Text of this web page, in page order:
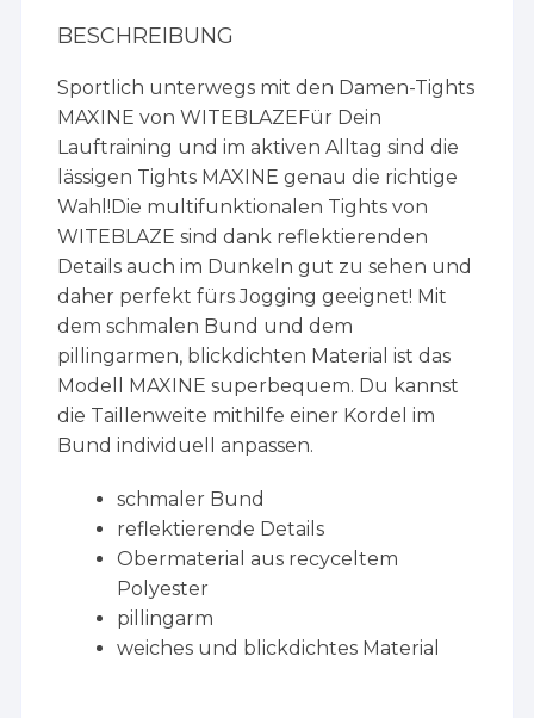
BESCHREIBUNG
Sportlich unterwegs mit den Damen-Tights
MAXINE von WITEBLAZEFür Dein
Lauftraining und im aktiven Alltag sind die
lässigen Tights MAXINE genau die richtige
Wahl!Die multifunktionalen Tights von
WITEBLAZE sind dank reflektierenden
Details auch im Dunkeln gut zu sehen und
daher perfekt fürs Jogging geeignet! Mit
dem schmalen Bund und dem
pillingarmen, blickdichten Material ist das
Modell MAXINE superbequem. Du kannst
die Taillenweite mithilfe einer Kordel im
Bund individuell anpassen.
schmaler Bund
reflektierende Details
Obermaterial aus recyceltem
Polyester
pillingarm
weiches und blickdichtes Material